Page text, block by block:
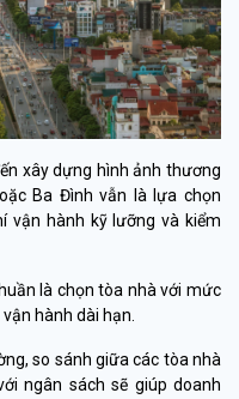
xây dựng hình ảnh thương
Ba Đình vẫn là lựa chọn
vận hành kỹ lưỡng và kiểm
là chọn tòa nhà với mức
hành dài hạn.
so sánh giữa các tòa nhà
ngân sách sẽ giúp doanh